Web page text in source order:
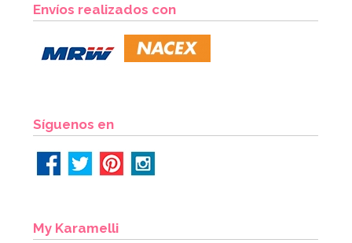
1,95€
Envíos realizados con
Síguenos en
My Karamelli